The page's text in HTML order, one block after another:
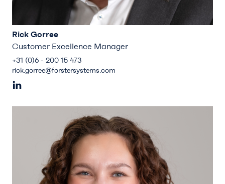
Rick Gorree
Customer Excellence Manager
+31 (0)6 - 200 15 473
rick.gorree@forstersystems.com